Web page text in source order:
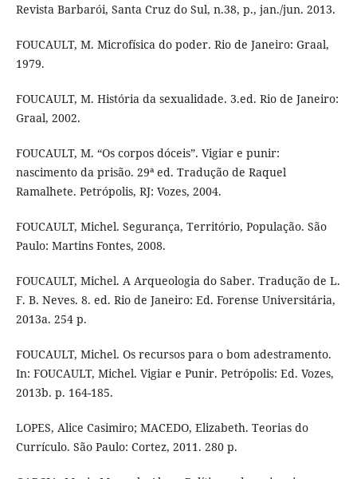
Revista Barbarói, Santa Cruz do Sul, n.38, p., jan./jun. 2013.
FOUCAULT, M. Microfísica do poder. Rio de Janeiro: Graal,
1979.
FOUCAULT, M. História da sexualidade. 3.ed. Rio de Janeiro:
Graal, 2002.
FOUCAULT, M. “Os corpos dóceis”. Vigiar e punir:
nascimento da prisão. 29ª ed. Tradução de Raquel
Ramalhete. Petrópolis, RJ: Vozes, 2004.
FOUCAULT, Michel. Segurança, Território, População. São
Paulo: Martins Fontes, 2008.
FOUCAULT, Michel. A Arqueologia do Saber. Tradução de L.
F. B. Neves. 8. ed. Rio de Janeiro: Ed. Forense Universitária,
2013a. 254 p.
FOUCAULT, Michel. Os recursos para o bom adestramento.
In: FOUCAULT, Michel. Vigiar e Punir. Petrópolis: Ed. Vozes,
2013b. p. 164-185.
LOPES, Alice Casimiro; MACEDO, Elizabeth. Teorias do
Currículo. São Paulo: Cortez, 2011. 280 p.